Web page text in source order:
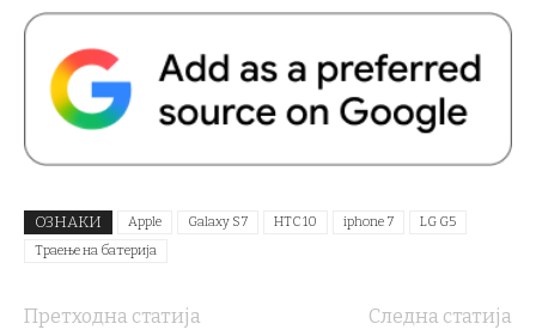
ОЗНАКИ Apple Galaxy S7 HTC 10 iphone 7
LG G5
Траење на батерија
Претходна статија
Следна статија